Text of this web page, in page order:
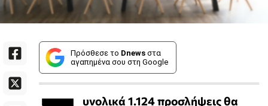
Πρόσθεσε το Dnews στα
αγαπημένα σου στη Google
υνολικά 1.124 προσλήψεις θα